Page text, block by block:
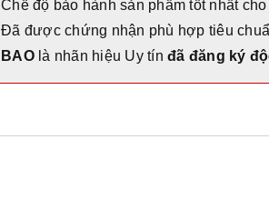
Chế độ bảo hành sản phẩm tốt nhất
Đã được chứng nhận phù hợp tiêu
BAO là nhãn hiệu Uy tín đã đăng ký